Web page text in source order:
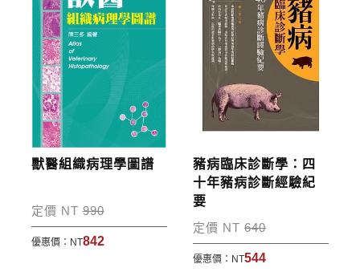
核銷作業。
步驟4 完成訂購
訂購完成後，可至會員專區查詢「我的訂單」，查詢
訂單處理的狀態。
運費說明:
*國內凡一次訂購本公司書籍900元(含)以上，採國內
包裹運送，一律免運費；899元以下須自付80元運
費。外文書籍將由專人估價
，訂購後48小時內回覆運
獸醫組織病理學圖譜
定價 NT990
優惠價： NT842
豬病臨床診斷學：四
十年豬病診斷經驗紀
要
定價 NT640
優惠價： NT544